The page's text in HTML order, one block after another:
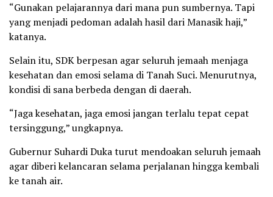
“Gunakan pelajarannya dari mana pun sumbernya. Tapi
yang menjadi pedoman adalah hasil dari Manasik haji,”
katanya.
Selain itu, SDK berpesan agar seluruh jemaah menjaga
kesehatan dan emosi selama di Tanah Suci. Menurutnya,
kondisi di sana berbeda dengan di daerah.
“Jaga kesehatan, jaga emosi jangan terlalu tepat cepat
tersinggung,” ungkapnya.
Gubernur Suhardi Duka turut mendoakan seluruh jemaah
agar diberi kelancaran selama perjalanan hingga kembali
ke tanah air.